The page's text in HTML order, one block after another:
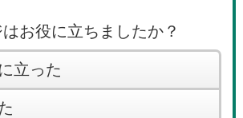
お役に立ちましたか？
立った